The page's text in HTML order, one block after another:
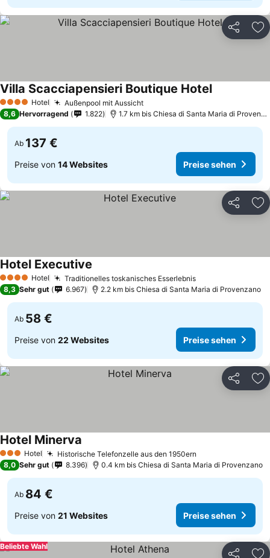
Teilen
4 Sterne Hotel Außenpool mit AussichtPreise sehen
Villa Scacciapensieri Boutique HotelPreise sehen
8,6 Hervorragend 1.822 1.7 km bis Chiesa di Santa Maria di
Ab 137 €
Preise von 14 Websites Preise sehen
Teilen
4 Sterne Hotel Traditionelles toskanisches EsserlebnisPreise sehen
Hotel Executive
8,3 Sehr gut 6.967 2.2 km bis Chiesa di Santa Maria di Provenzano
Ab 58 €
Preise von 22 Websites Preise sehen
Teilen
3 SterneHotel Historische Telefonzelle aus den 1950ern
Hotel Minerva
8,0 Sehr gut 8.396 0.4 km bis Chiesa di Santa Maria di Provenzano
Ab 84 €
Preise von 21 Websites Preise sehen
Beliebte Wahl